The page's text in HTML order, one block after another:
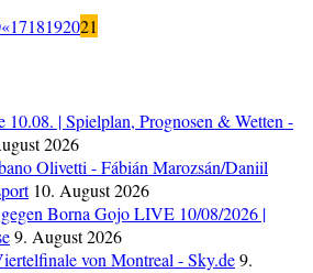
«1718192021
10.08. | Spielplan, Prognosen & Wetten -
2026
Olivetti - Fábián Marozsán/Daniil
10. August 2026
Borna Gojo LIVE 10/08/2026 |
9. August 2026
von Montreal - Sky.de9.